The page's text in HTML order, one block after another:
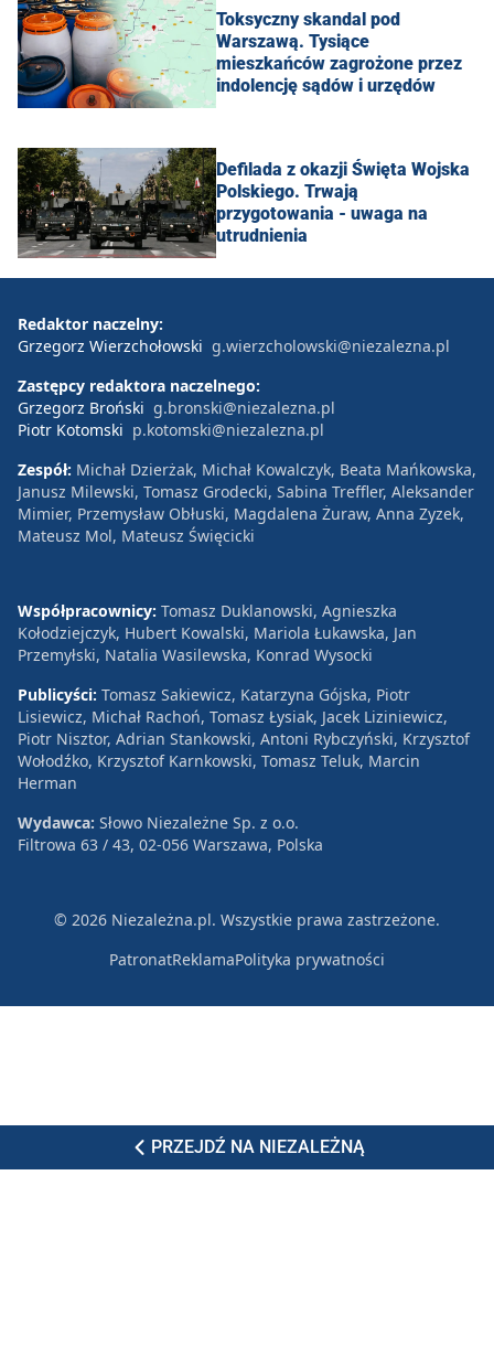
Toksyczny skandal pod
Warszawą. Tysiące
mieszkańców zagrożone przez
indolencję sądów i urzędów
Defilada z okazji Święta Wojska
Polskiego. Trwają
przygotowania - uwaga na
utrudnienia
PRZEJDŹ NA NIEZALEŻNĄ
Redaktor naczelny:
Grzegorz Wierzchołowski g.wierzcholowski@niezalezna.pl
Zastępcy redaktora naczelnego:
Grzegorz Broński g.bronski@niezalezna.pl
Piotr Kotomski p.kotomski@niezalezna.pl
Zespół: Michał Dzierżak, Michał Kowalczyk, Beata Mańkowska,
Janusz Milewski, Tomasz Grodecki, Sabina Treffler, Aleksander
Mimier, Przemysław Obłuski, Magdalena Żuraw, Anna Zyzek,
Mateusz Mol, Mateusz Święcicki
Współpracownicy: Tomasz Duklanowski, Agnieszka
Kołodziejczyk, Hubert Kowalski, Mariola Łukawska, Jan
Przemyłski, Natalia Wasilewska, Konrad Wysocki
Publicyści: Tomasz Sakiewicz, Katarzyna Gójska, Piotr
Lisiewicz, Michał Rachoń, Tomasz Łysiak, Jacek Liziniewicz,
Piotr Nisztor, Adrian Stankowski, Antoni Rybczyński, Krzysztof
Wołodźko, Krzysztof Karnkowski, Tomasz Teluk, Marcin
Herman
Wydawca: Słowo Niezależne Sp. z o.o.
Filtrowa 63 / 43, 02-056 Warszawa, Polska
© 2026 Niezależna.pl. Wszystkie prawa zastrzeżone.
PatronatReklamaPolityka prywatności